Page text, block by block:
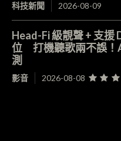
科技新聞 2026-08-09
Head-Fi 級靚聲 + 支
位 打機聽歌兩不誤！
測
影音 2026-08-08